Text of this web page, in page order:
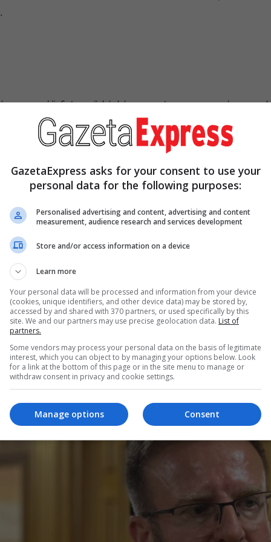
nxora një foto që kishin arrestuar personin , e
Ka marrë dëmtim në pjesën e legenit që ka
vendosur një shtizë, ka edhe dëmtim te pjesa e
vetëm thotë që ishte shumë shpejt
u shpreh ai.
autorit, babai i 8-vjeçarit tha se ka qenë
po ashtu edhe me alkoolin.
qenë gjithmonë problematik, gjithmonë kemi
problematik me shpejtësinë, por edhe me
ai u ndal edhe te ndjesa publike që kanë
duke u shprehur: “Nuk më duhet ndjesa”.
GazetaExpress asks for your consent to use your
personal data for the following purposes:
Personalised advertising and content, advertising and content
measurement, audience research and services development
Store and/or access information on a device
Learn more
Your personal data will be processed and information from your device
(cookies, unique identifiers, and other device data) may be stored by,
accessed by and shared with 370 partners, or used specifically by this
site. We and our partners may use precise geolocation data. List of
partners.
Some vendors may process your personal data on the basis of legitimate
interest, which you can object to by managing your options below. Look
for a link at the bottom of this page or in the site menu to manage or
withdraw consent in privacy and cookie settings.
Consent
Manage options